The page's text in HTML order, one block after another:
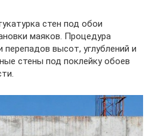
стен под обои
маяков. Процедура
перепадов высот, углублений и
стены под поклейку обоев